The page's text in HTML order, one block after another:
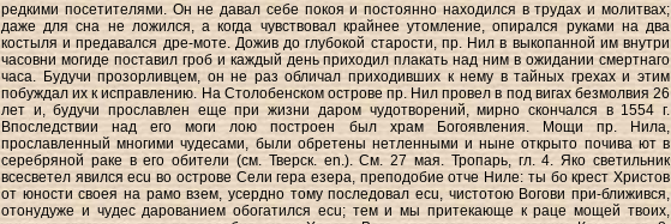
редкими посетителями. Он не давал себе покоя и постоянно находился в трудах и молитвах;
даже для сна не ложился, а когда чувствовал крайнее утомление, опирался руками на два
костыля и предавался дре-моте. Дожив до глубокой старости, пр. Нил в выкопанной им внутри
часовни могиде поставил гроб и каждый день приходил плакать над ним в ожидании смертнаго
часа. Будучи прозорливцем, он не раз обличал приходивших к нему в тайных грехах и этим
побуждал их к исправлению. На Столобенском острове пр. Нил провел в под вигах безмолвия 26
лет и, будучи прославлен еще при жизни даром чудотворений, мирно скончался в 1554 г.
Впоследствии над его моги лою построен был храм Богоявления. Мощи пр. Нила,
прославленный многими чудесами, были обретены нетленными и ныне открыто почива ют в
серебряной раке в его обители (см. Тверск. en.). См. 27 мая. Тропарь, гл. 4. Яко светильник
всесветел явился ecu во острове Сели гера езера, преподобие отче Ниле: ты бо крест Христов
от юности своея на рамо взем, усердно тому последовал ecu, чистотою Вогови при-ближився,
отонудуже и чудес дарованием обогатился ecu; тем и мы притекающе к раце мощей твоих,